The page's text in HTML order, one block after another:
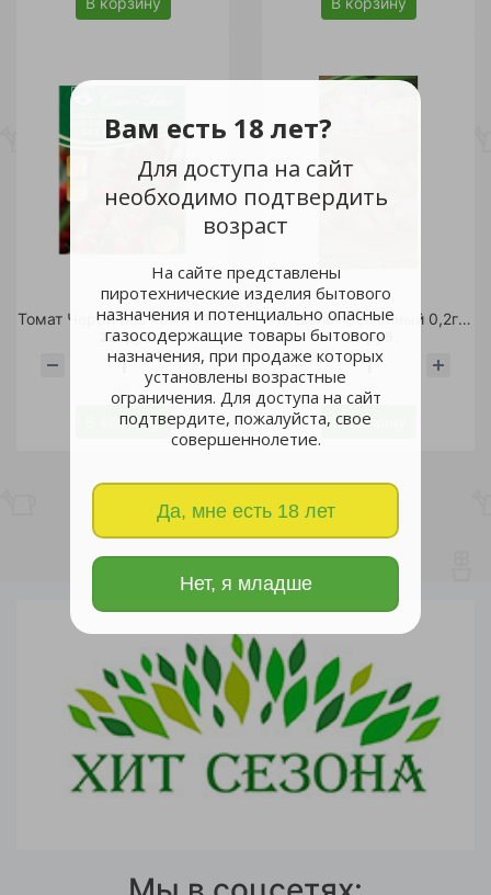
Вам есть 18 лет?
Для доступа на сайт
необходимо подтвердить
возраст
На сайте представлены
пиротехнические изделия бытового
назначения и потенциально опасные
газосодержащие товары бытового
назначения, при продаже которых
установлены возрастные
ограничения. Для доступа на сайт
подтвердите, пожалуйста, свое
совершеннолетие.
Да, мне есть 18 лет
Нет, я младше
Томат Черри Без кожи F1 3шт/5
225 руб.
В корзину
Лук шалот Семейный 0,2гр /10
31 руб.
В корзину